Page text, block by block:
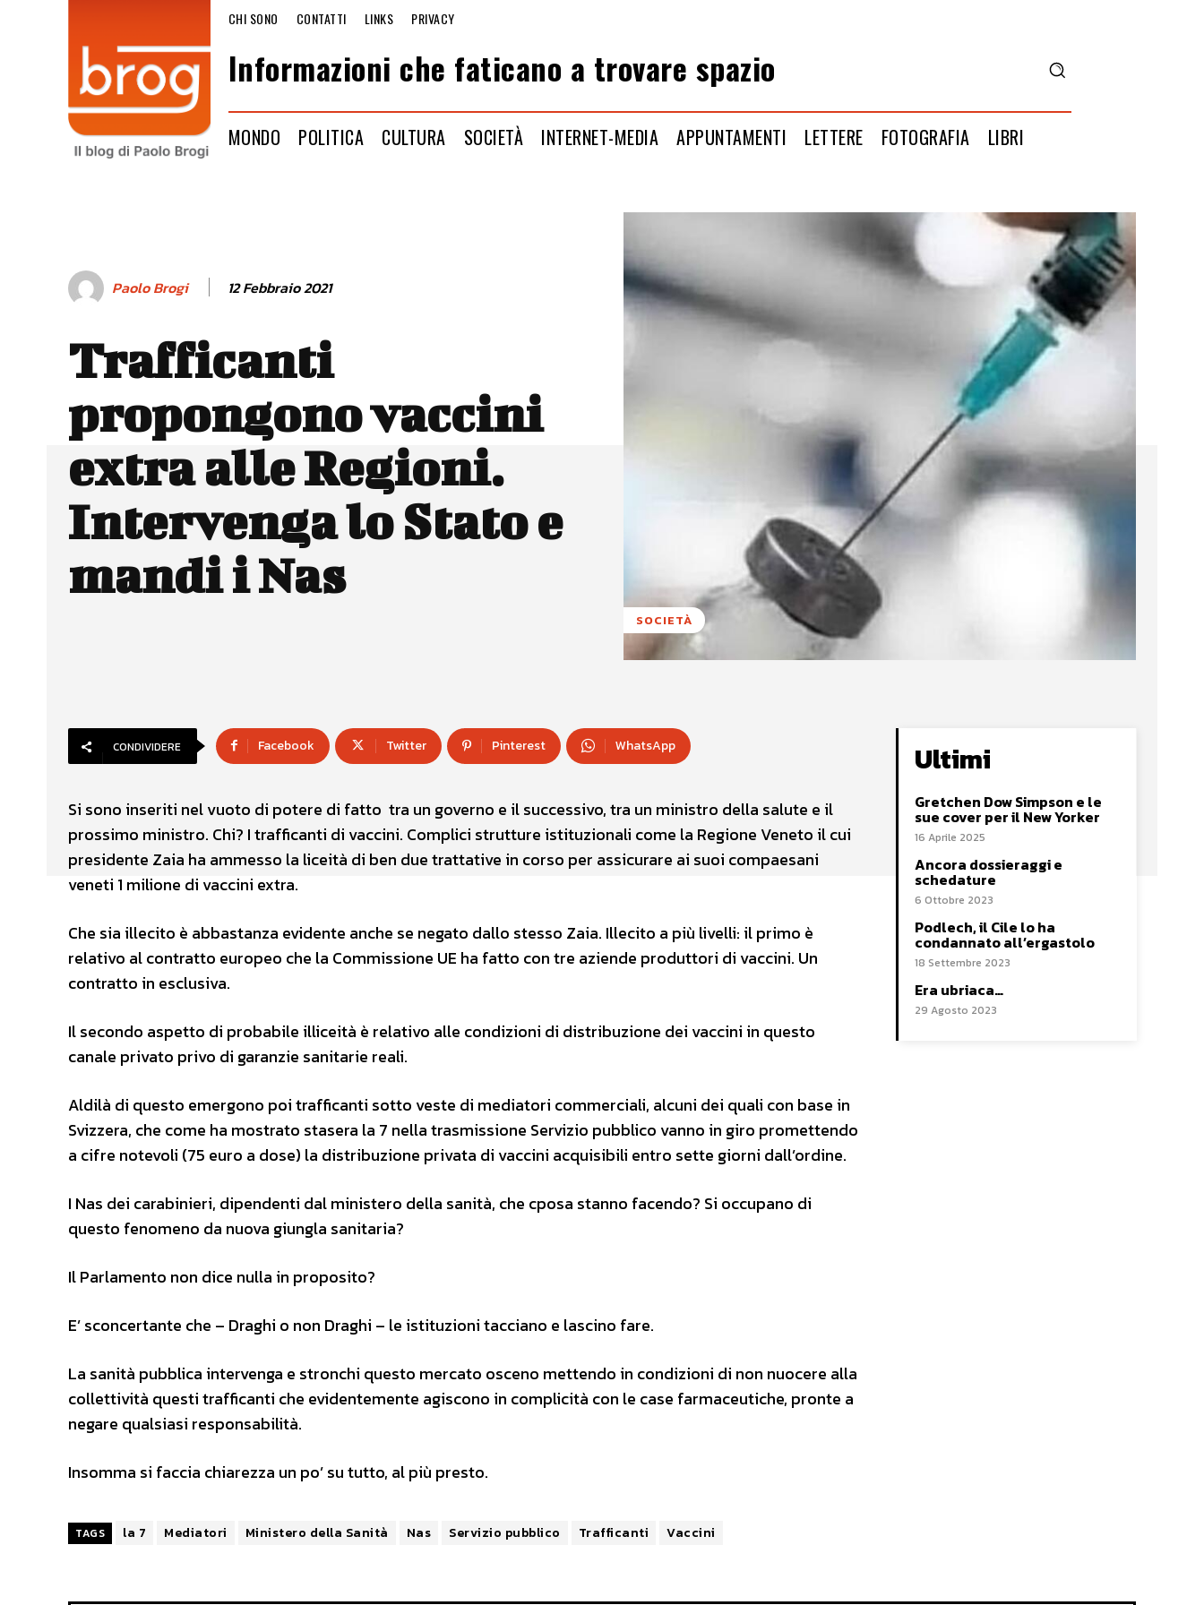
CHI SONO CONTATTI LINKS PRIVACY
Informazioni che faticano a trovare spazio
MONDO POLITICA CULTURA SOCIETÀ INTERNET-MEDIA APPUNTAMENTI LETTERE FOTOGRAFIA LIBRI
Paolo Brogi 12 Febbraio 2021
Trafficanti
propongono vaccini
extra alle Regioni.
Intervenga lo Stato e
mandi i Nas
SOCIETÀ
CONDIVIDERE Facebook Twitter Pinterest WhatsApp
Si sono inseriti nel vuoto di potere di fatto tra un governo e il successivo, tra un ministro della salute e il
prossimo ministro. Chi? I trafficanti di vaccini. Complici strutture istituzionali come la Regione Veneto il cui
presidente Zaia ha ammesso la liceità di ben due trattative in corso per assicurare ai suoi compaesani
veneti 1 milione di vaccini extra.
Che sia illecito è abbastanza evidente anche se negato dallo stesso Zaia. Illecito a più livelli: il primo è
relativo al contratto europeo che la Commissione UE ha fatto con tre aziende produttori di vaccini. Un
contratto in esclusiva.
Il secondo aspetto di probabile illiceità è relativo alle condizioni di distribuzione dei vaccini in questo
canale privato privo di garanzie sanitarie reali.
Aldilà di questo emergono poi trafficanti sotto veste di mediatori commerciali, alcuni dei quali con base in
Svizzera, che come ha mostrato stasera la 7 nella trasmissione Servizio pubblico vanno in giro promettendo
a cifre notevoli (75 euro a dose) la distribuzione privata di vaccini acquisibili entro sette giorni dall’ordine.
I Nas dei carabinieri, dipendenti dal ministero della sanità, che cposa stanno facendo? Si occupano di
questo fenomeno da nuova giungla sanitaria?
Il Parlamento non dice nulla in proposito?
E’ sconcertante che – Draghi o non Draghi – le istituzioni tacciano e lascino fare.
La sanità pubblica intervenga e stronchi questo mercato osceno mettendo in condizioni di non nuocere alla
collettività questi trafficanti che evidentemente agiscono in complicità con le case farmaceutiche, pronte a
negare qualsiasi responsabilità.
Insomma si faccia chiarezza un po’ su tutto, al più presto.
TAGS la 7 Mediatori Ministero della Sanità Nas Servizio pubblico Trafficanti Vaccini
Ultimi
Gretchen Dow Simpson e le
sue cover per il New Yorker
16 Aprile 2025
Ancora dossieraggi e
schedature
6 Ottobre 2023
Podlech, il Cile lo ha
condannato all’ergastolo
18 Settembre 2023
Era ubriaca…
29 Agosto 2023